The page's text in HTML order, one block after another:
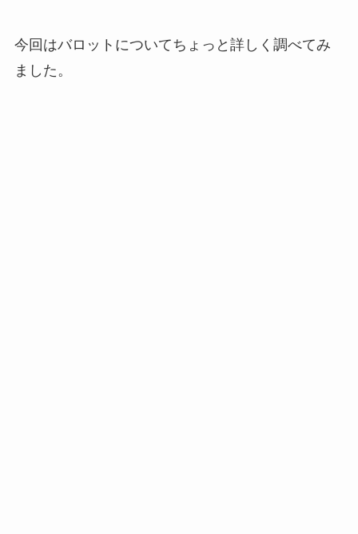
今回はバロットについてちょっと詳しく調べてみ
ました。